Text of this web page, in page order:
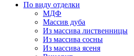
По виду отделки
МДФ
Массив дуба
Из массива лиственницы
Из массива сосны
Из массива ясеня